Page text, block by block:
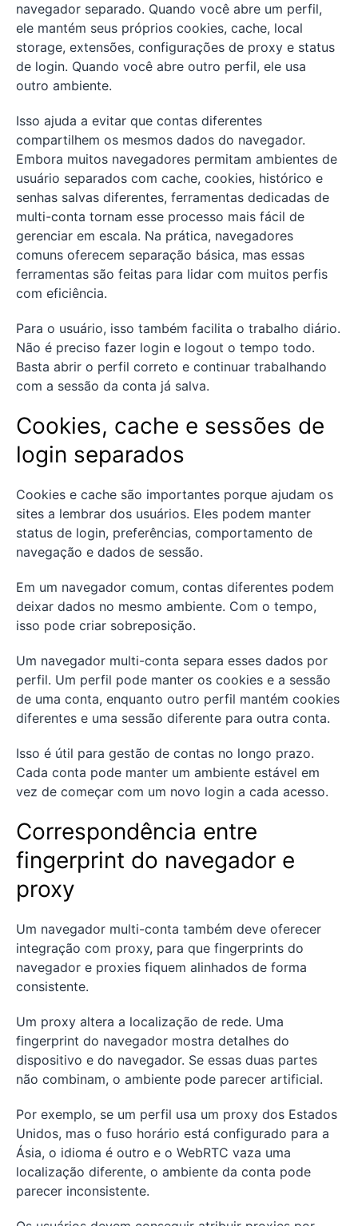
navegador separado. Quando você abre um perfil,
ele mantém seus próprios cookies, cache, local
storage, extensões, configurações de proxy e status
de login. Quando você abre outro perfil, ele usa
outro ambiente.
Isso ajuda a evitar que contas diferentes
compartilhem os mesmos dados do navegador.
Embora muitos navegadores permitam ambientes de
usuário separados com cache, cookies, histórico e
senhas salvas diferentes, ferramentas dedicadas de
multi-conta tornam esse processo mais fácil de
gerenciar em escala. Na prática, navegadores
comuns oferecem separação básica, mas essas
ferramentas são feitas para lidar com muitos perfis
com eficiência.
Para o usuário, isso também facilita o trabalho diário.
Não é preciso fazer login e logout o tempo todo.
Basta abrir o perfil correto e continuar trabalhando
com a sessão da conta já salva.
Cookies, cache e sessões de
login separados
Cookies e cache são importantes porque ajudam os
sites a lembrar dos usuários. Eles podem manter
status de login, preferências, comportamento de
navegação e dados de sessão.
Em um navegador comum, contas diferentes podem
deixar dados no mesmo ambiente. Com o tempo,
isso pode criar sobreposição.
Um navegador multi-conta separa esses dados por
perfil. Um perfil pode manter os cookies e a sessão
de uma conta, enquanto outro perfil mantém cookies
diferentes e uma sessão diferente para outra conta.
Isso é útil para gestão de contas no longo prazo.
Cada conta pode manter um ambiente estável em
vez de começar com um novo login a cada acesso.
Correspondência entre
fingerprint do navegador e
proxy
Um navegador multi-conta também deve oferecer
integração com proxy, para que fingerprints do
navegador e proxies fiquem alinhados de forma
consistente.
Um proxy altera a localização de rede. Uma
fingerprint do navegador mostra detalhes do
dispositivo e do navegador. Se essas duas partes
não combinam, o ambiente pode parecer artificial.
Por exemplo, se um perfil usa um proxy dos Estados
Unidos, mas o fuso horário está configurado para a
Ásia, o idioma é outro e o WebRTC vaza uma
localização diferente, o ambiente da conta pode
parecer inconsistente.